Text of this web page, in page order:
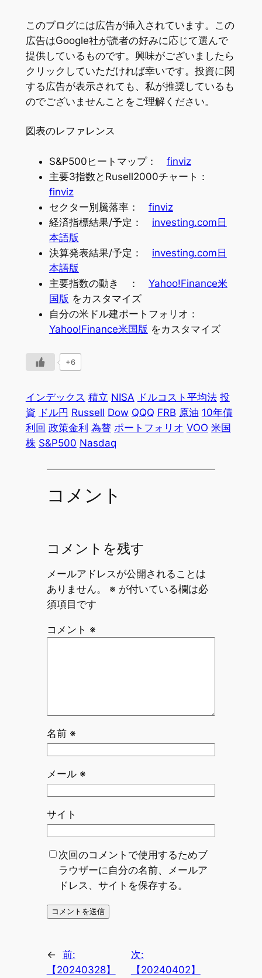
このブログには広告が挿入されています。この
広告はGoogle社が読者の好みに応じて選んで
提供しているものです。興味がございましたら
クリックしていただければ幸いです。投資に関
する広告が表示されても、私が推奨しているも
のでございませんことをご理解ください。
図表のレファレンス
S&P500ヒートマップ： finviz
主要3指数とRusell2000チャート：
finviz
セクター別騰落率： finviz
経済指標結果/予定： investing.com日
本語版
決算発表結果/予定： investing.com日
本語版
主要指数の動き ： Yahoo!Finance米
国版 をカスタマイズ
自分の米ドル建ポートフォリオ：
Yahoo!Finance米国版 をカスタマイズ
+6
インデックス 積立 NISA ドルコスト平均法 投
資 ドル円 Russell Dow QQQ FRB 原油 10年債
利回 政策金利 為替 ポートフォリオ VOO 米国
株 S&P500 Nasdaq
コメント
コメントを残す
メールアドレスが公開されることは
ありません。
※ が付いている欄は必
須項目です
コメント ※
名前 ※
メール ※
サイト
次回のコメントで使用するためブ
ラウザーに自分の名前、メールア
ドレス、サイトを保存する。
← 前:
【20240328】
次:
【20240402】